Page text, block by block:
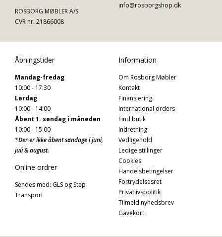
ROSBORG MØBLER A/S
CVR nr. 21866008
info@rosborgshop.dk
Åbningstider
Mandag-fredag
10:00 - 17:30
Lørdag
10:00 - 14:00
Åbent 1. søndag i måneden
10:00 - 15:00
*Der er ikke åbent søndage i juni,
juli & august.
Online ordrer
Sendes med: GLS og Step
Transport
Information
Om Rosborg Møbler
Kontakt
Finansiering
International orders
Find butik
Indretning
Vedligehold
Ledige stillinger
Cookies
Handelsbetingelser
Fortrydelsesret
Privatlivspolitik
Tilmeld nyhedsbrev
Gavekort